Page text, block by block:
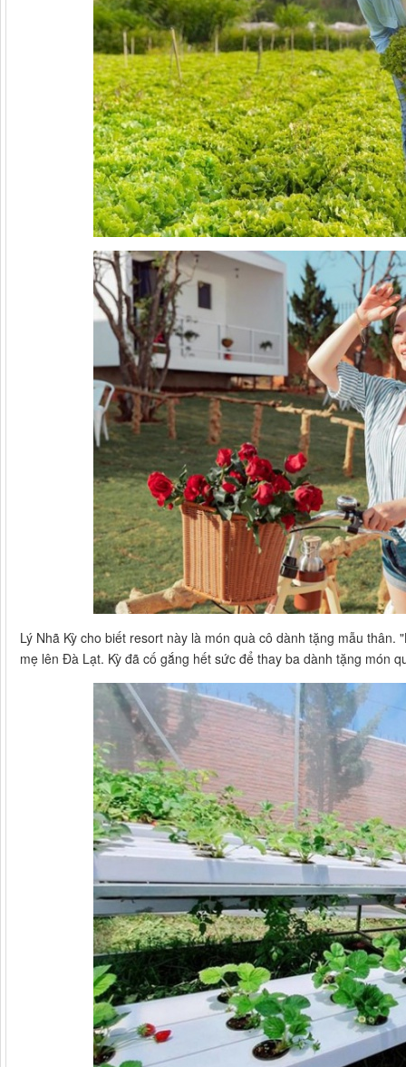
Lý Nhã Kỳ cho biết resort này là món quà cô dành tặng mẫu
mẹ lên Đà Lạt. Kỳ đã cố gắng hết sức để thay ba dành tặng món